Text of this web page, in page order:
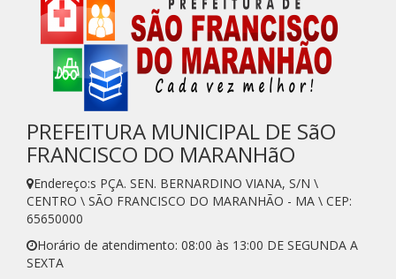
PREFEITURA MUNICIPAL DE SãO
FRANCISCO DO MARANHãO
Endereço:s PÇA. SEN. BERNARDINO VIANA, S/N \
CENTRO \ SÃO FRANCISCO DO MARANHÃO - MA \ CEP:
65650000
Horário de atendimento: 08:00 às 13:00 DE SEGUNDA A
SEXTA